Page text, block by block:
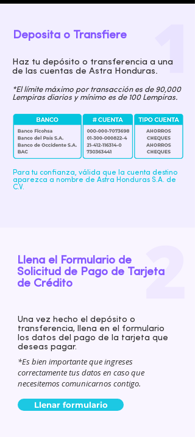
Llenar formulario
Haz tu depósito o transferencia a una
de las cuentas de Astra Honduras.
*El límite máximo por transacción es de 90,000
Lempiras diarios y mínimo es de 100 Lempiras.
Para tu confianza, válida que la cuenta destino
aparezca a nombre de Astra Honduras S.A. de
C.V.
Llena el Formulario de
Solicitud de Pago de Tarjeta
de Crédito
Una vez hecho el depósito o
transferencia, llena en el formulario
los datos del pago de la tarjeta que
deseas pagar.
*Es bien importante que ingreses
correctamente tus datos en caso que
necesitemos comunicarnos contigo.
Deposita o Transfiere